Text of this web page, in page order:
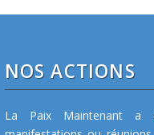
NOS ACTIONS
La Paix Maintenant a